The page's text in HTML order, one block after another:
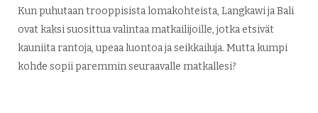
Kun puhutaan trooppisista lomakohteista, Langkawi ja Bali
ovat kaksi suosittua valintaa matkailijoille, jotka etsivät
kauniita rantoja, upeaa luontoa ja seikkailuja. Mutta kumpi
kohde sopii paremmin seuraavalle matkallesi?